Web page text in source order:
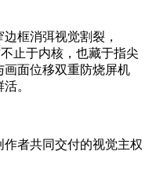
框消弭视觉割裂，
止于内核，也藏于指尖
面位移双重防烧屏机
。
者共同交付的视觉主权